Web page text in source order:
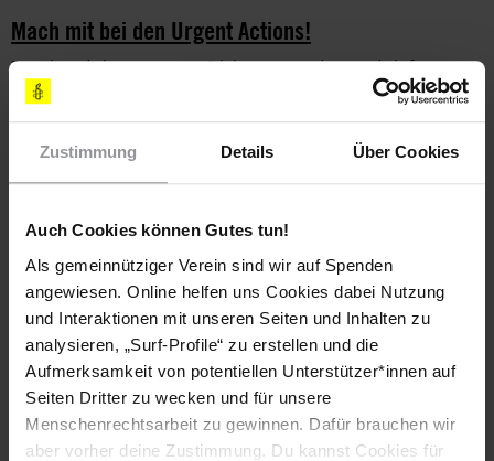
Zustimmung Details Über Cookies
Auch Cookies können Gutes tun!
Als gemeinnütziger Verein sind wir auf Spenden
angewiesen. Online helfen uns Cookies dabei Nutzung
und Interaktionen mit unseren Seiten und Inhalten zu
analysieren, „Surf-Profile“ zu erstellen und die
Aufmerksamkeit von potentiellen Unterstützer*innen auf
Seiten Dritter zu wecken und für unsere
Menschenrechtsarbeit zu gewinnen. Dafür brauchen wir
aber vorher deine Zustimmung. Du kannst Cookies für
Mach mit bei den Urgent Actions!
Beteilige dich an unseren Eilaktionen und setze dich für
Menschen in Not und Gefahr ein
Türkei Pressemitteilung Aktuell
Diskriminierung
Journalist*innen
Massenüberwachung & Privatsphäre
Meinungsfreiheit
Menschenrechtsverteidiger*innen
Teile diesen Beitrag